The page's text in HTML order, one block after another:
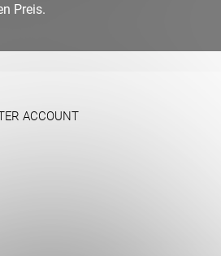
Preis.
ACCOUNT